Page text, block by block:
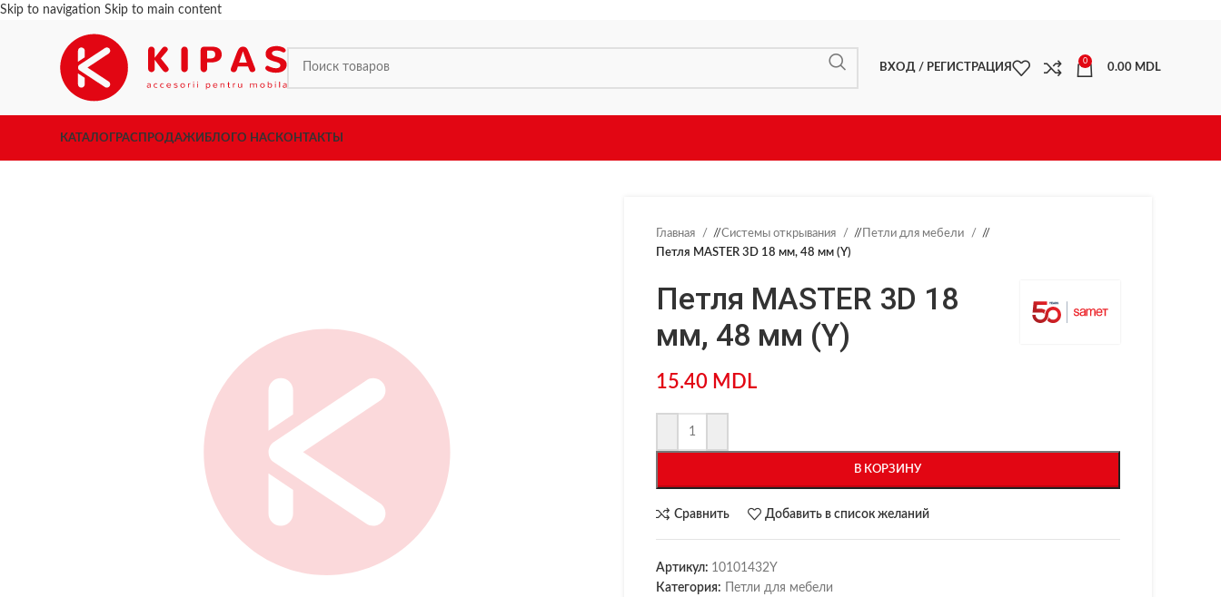
Skip to navigation Skip to main content
ВХОД / РЕГИСТРАЦИЯ
0
0.00 MDL
КАТАЛОГРАСПРОДАЖИ БЛОГО НАСКОНТАКТЫ
Главная / Системы открывания / Петли для мебели
/
Петля MASTER 3D 18 мм, 48 мм (Y)
Петля MASTER 3D 18
мм, 48 мм (Y)
15.40 MDL
В КОРЗИНУ
Сравнить Добавить в список желаний
Артикул: 10101432Y
Категория:
Петли для мебели